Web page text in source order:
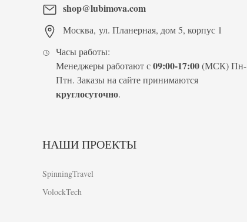
shop@lubimova.com
Москва, ул. Планерная, дом 5, корпус 1
Часы работы:
Менеджеры работают с09:00-17:00(МСК) Пн-
Птн. Заказы на сайте принимаются
круглосуточно.
НАШИ ПРОЕКТЫ
SpinningTravel
VolockTech